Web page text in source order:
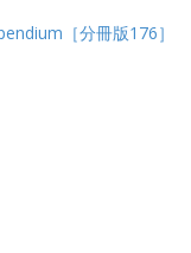
［分冊版176］